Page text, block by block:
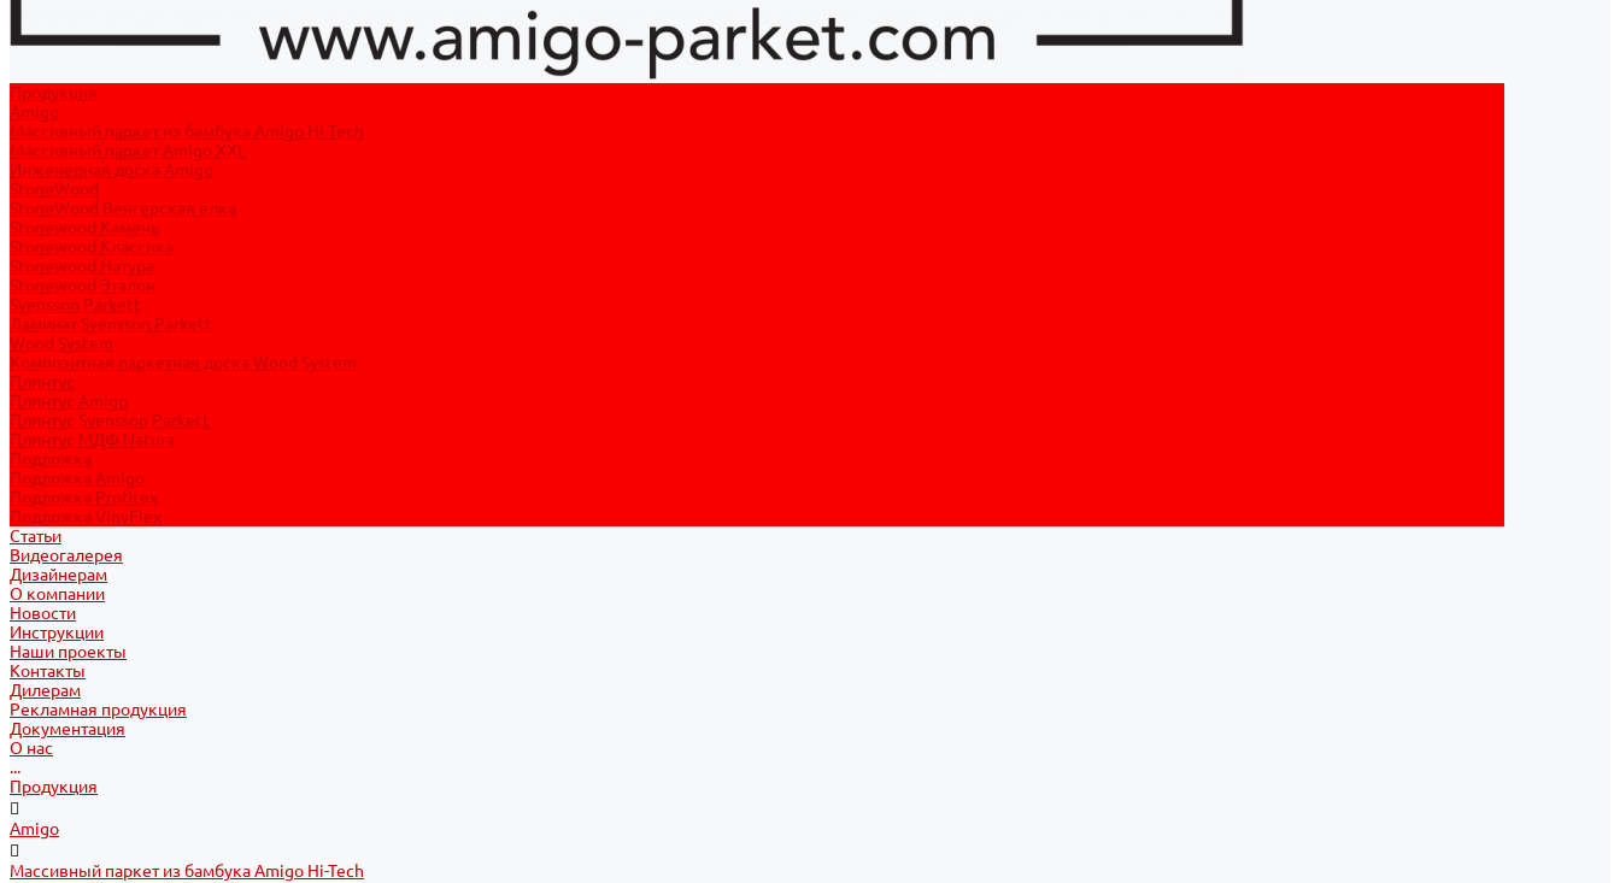
Продукция
Amigo
Массивный паркет из бамбука Amigo Hi-Tech
Массивный паркет Amigo XXL
Инженерная доска Amigo
StoneWood
StoneWood Венгерская ёлка
Stonewood Камень
Stonewood Классика
Stonewood Натура
Stonewood Эталон
Svensson Parkett
Ламинат Svensson Parkett
Wood System
Композитная паркетная доска Wood System
Плинтус
Плинтус Amigo
Плинтус Svensson Parkett
Плинтус МДФ Natura
Подложка
Подложка Amigo
Подложка Profitex
Подложка VinyFlex
Статьи
Видеогалерея
Дизайнерам
О компании
Новости
Инструкции
Наши проекты
Контакты
Дилерам
Рекламная продукция
Документация
О нас
...
Продукция
Amigo
Массивный паркет из бамбука Amigo Hi-Tech